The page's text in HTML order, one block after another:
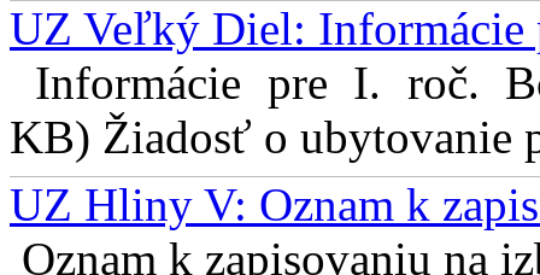
UZ Veľký Diel: Informácie
Informácie pre I. roč.
KB) Žiadosť o ubytovanie
UZ Hliny V: Oznam k
Oznam k zapisovaniu na